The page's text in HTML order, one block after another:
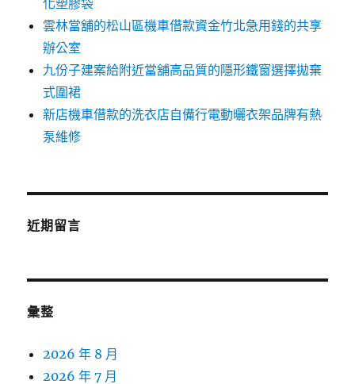
化塑膠袋
雲林當舖的松山區機車借款資金竹北急用錢的共享
辦公室
九份子建案給附近當舖高品質的隱形鐵窗選擇拋棄
式圍裙
新店機車借款的洗衣店自備行電動曬衣架品牌有熱
泵維修
近期留言
彙整
2026 年 8 月
2026 年 7 月